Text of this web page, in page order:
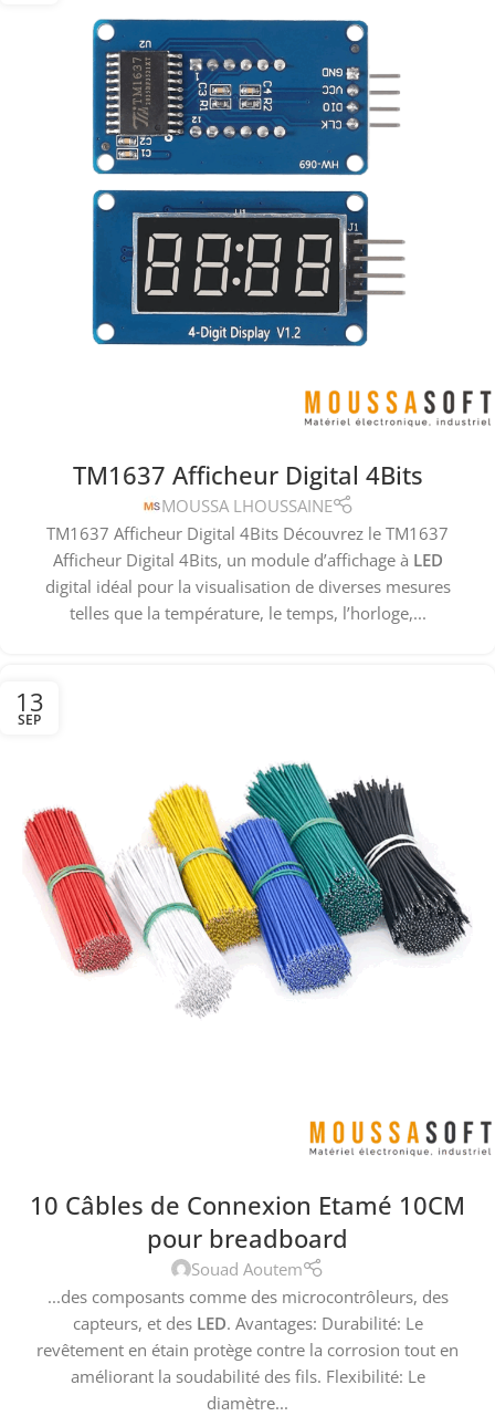
TM1637 Afficheur Digital 4Bits
MOUSSA LHOUSSAINE
TM1637 Afficheur Digital 4Bits Découvrez le TM1637
Afficheur Digital 4Bits, un module d’affichage à LED
digital idéal pour la visualisation de diverses mesures
telles que la température, le temps, l’horloge,...
13
SEP
10 Câbles de Connexion Etamé 10CM
pour breadboard
Souad Aoutem
...des composants comme des microcontrôleurs, des
capteurs, et des LED. Avantages: Durabilité: Le
revêtement en étain protège contre la corrosion tout en
améliorant la soudabilité des fils. Flexibilité: Le
diamètre...